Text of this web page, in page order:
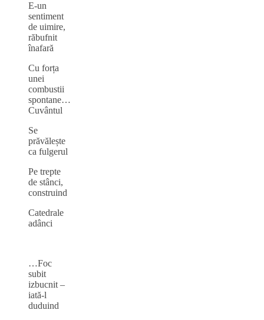
E-un
sentiment
de uimire,
răbufnit
înafară
Cu forța
unei
combustii
spontane…
Cuvântul
Se
prăvălește
ca fulgerul
Pe trepte
de stânci,
construind
Catedrale
adânci
…Foc
subit
izbucnit –
iată-l
duduind